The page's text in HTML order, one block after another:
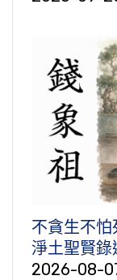
不貪生不怕
淨土聖賢錄
2026-08-